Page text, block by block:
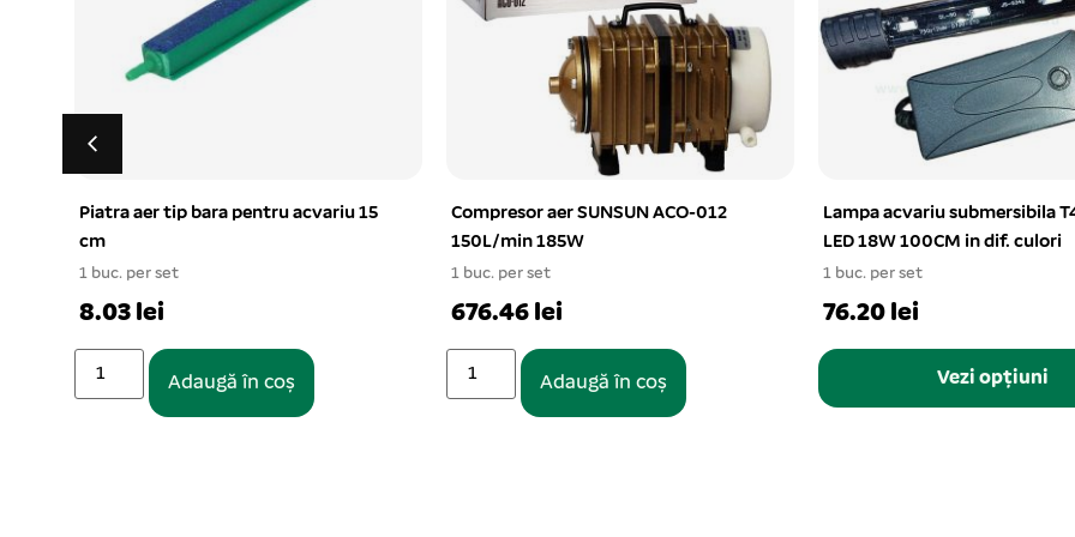
Compresor aer SUNSUN ACO-012
150L/min 185W
1 buc. per set
676.46 lei
Adaugă în coș
Lampa acvariu submersibila T4KG-
LED 18W 100CM in dif. culori
1 buc. per set
76.20 lei
Vezi opțiuni
Ornament acvariu epava
x 8 cm
1 buc. per set
20.63 lei
Adaugă în coș